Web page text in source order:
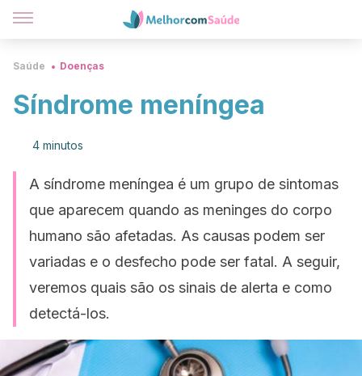
Saúde Doenças
Síndrome meníngea
4 minutos
A síndrome meníngea é um grupo de sintomas
que aparecem quando as meninges do corpo
humano são afetadas. As causas podem ser
variadas e o desfecho pode ser fatal. A seguir,
veremos quais são os sinais de alerta e como
detectá-los.